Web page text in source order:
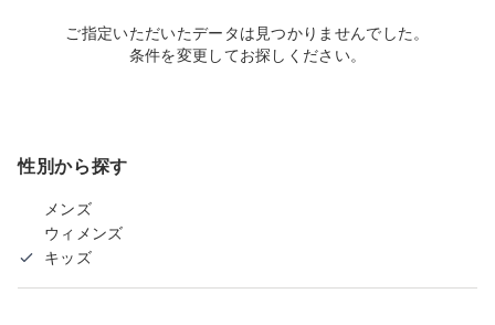
ご指定いただいたデータは見つかりませんでした。
条件を変更してお探しください。
性別から探す
メンズ
ウィメンズ
キッズ